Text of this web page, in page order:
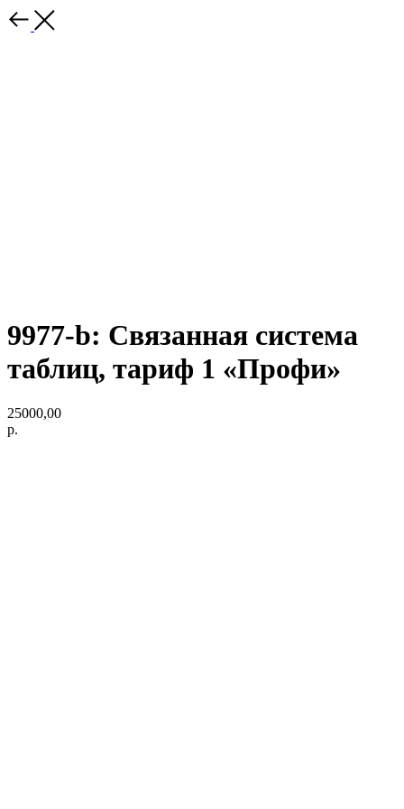
9977-b: Связанная система
таблиц, тариф 1 «Профи»
25000,00
р.